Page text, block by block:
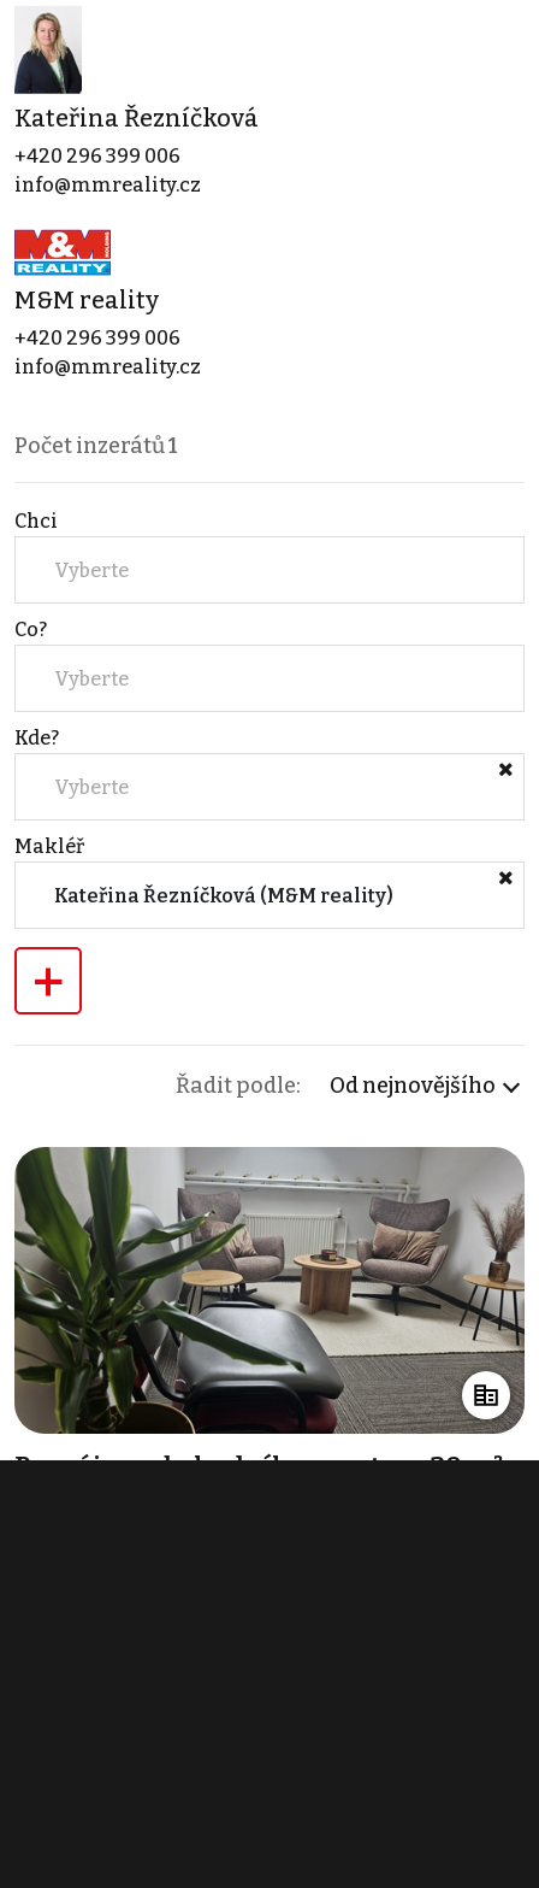
Kateřina Řezníčková
+420 296 399 006
info@mmreality.cz
M&M reality
+420 296 399 006
info@mmreality.cz
Počet inzerátů1
Chci
Vyberte
Co?
Vyberte
Kde?
Vyberte
Makléř
Kateřina Řezníčková (M&M reality)
+
Řadit podle: Od nejnovějšího
Pronájem obchodního prostoru 20 m²,